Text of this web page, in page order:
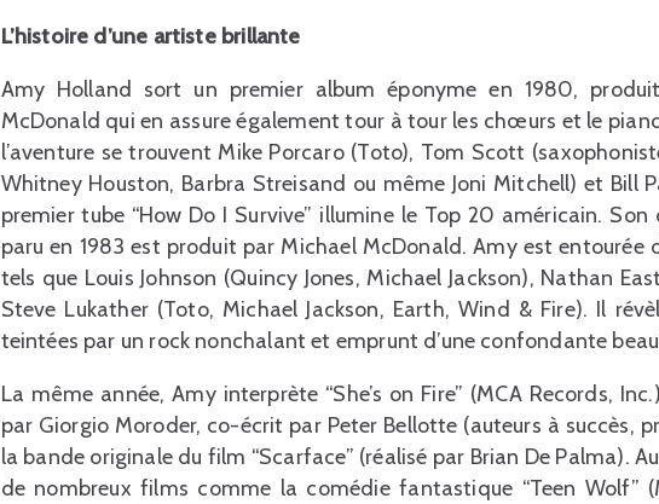
L’histoire d’une artiste brillante
Amy Holland sort un premier album éponyme en 1980,
McDonald qui en assure également tour à tour les chœurs et le
l’aventure se trouvent Mike Porcaro (Toto), Tom Scott
Whitney Houston, Barbra Streisand ou même Joni Mitchell) et Bill
premier tube “How Do I Survive” illumine le Top 20 américain. Son
paru en 1983 est produit par Michael McDonald. Amy est entourée
tels que Louis Johnson (Quincy Jones, Michael Jackson), Nathan
Steve Lukather (Toto, Michael Jackson, Earth, Wind & Fire). Il
teintées par un rock nonchalant et emprunt d’une confondante
La même année, Amy interprète “She’s on Fire” (MCA Records,
par Giorgio Moroder, co-écrit par Peter Bellotte (auteurs à succès,
la bande originale du film “Scarface” (réalisé par Brian De Palma).
de nombreux films comme la comédie fantastique “Teen Wolf”